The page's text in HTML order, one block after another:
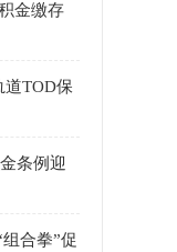
金缴存
道TOD保
条例迎
合拳”促